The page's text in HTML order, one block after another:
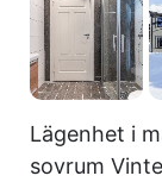
Lägenhet i
sovrum